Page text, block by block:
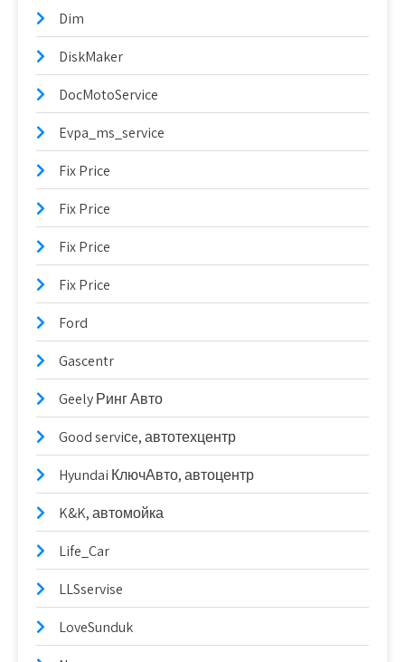
Dim
DiskMaker
DocMotoService
Evpa_ms_service
Fix Price
Fix Price
Fix Price
Fix Price
Ford
Gascentr
Geely Ринг Авто
Good serviсe, автотехцентр
Hyundai КлючАвто, автоцентр
K&K, автомойка
Life_Car
LLSservise
LoveSunduk